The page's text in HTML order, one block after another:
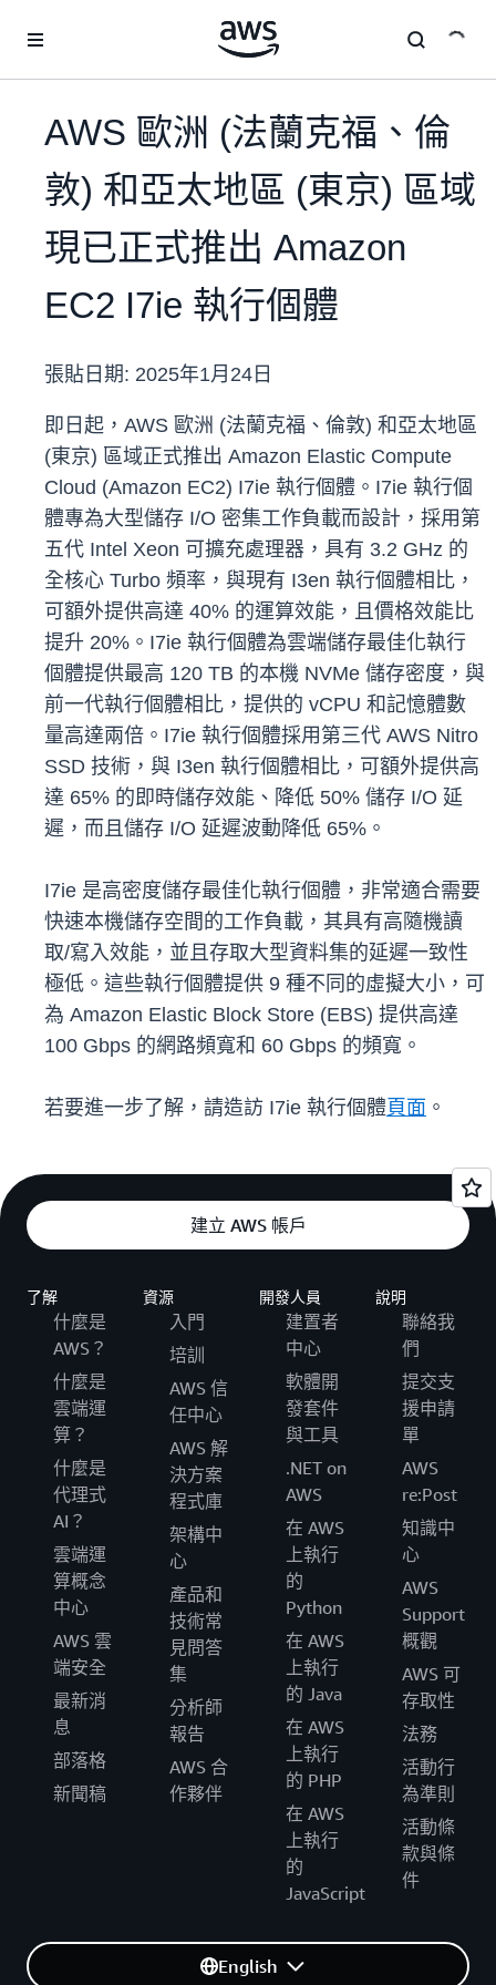
AWS 歐洲 (法蘭克福、倫
敦) 和亞太地區 (東京) 區域
現已正式推出 Amazon
EC2 I7ie 執行個體
張貼日期: 2025年1月24日
即日起，AWS 歐洲 (法蘭克福、倫敦) 和亞太地區
(東京) 區域正式推出 Amazon Elastic Compute
Cloud (Amazon EC2) I7ie 執行個體。I7ie 執行個
體專為大型儲存 I/O 密集工作負載而設計，採用第
五代 Intel Xeon 可擴充處理器，具有 3.2 GHz 的
全核心 Turbo 頻率，與現有 I3en 執行個體相比，
可額外提供高達 40% 的運算效能，且價格效能比
提升 20%。I7ie 執行個體為雲端儲存最佳化執行
個體提供最高 120 TB 的本機 NVMe 儲存密度，與
前一代執行個體相比，提供的 vCPU 和記憶體數
量高達兩倍。I7ie 執行個體採用第三代 AWS Nitro
SSD 技術，與 I3en 執行個體相比，可額外提供高
達 65% 的即時儲存效能、降低 50% 儲存 I/O 延
遲，而且儲存 I/O 延遲波動降低 65%。
I7ie 是高密度儲存最佳化執行個體，非常適合需要
快速本機儲存空間的工作負載，其具有高隨機讀
取/寫入效能，並且存取大型資料集的延遲一致性
極低。這些執行個體提供 9 種不同的虛擬大小，可
為 Amazon Elastic Block Store (EBS) 提供高達
100 Gbps 的網路頻寬和 60 Gbps 的頻寬。
若要進一步了解，請造訪 I7ie 執行個體 頁面 。
建立 AWS 帳戶
了解
什麼是
AWS？
什麼是
雲端運
算？
什麼是
代理式
AI？
雲端運
算概念
中心
AWS 雲
端安全
最新消
息
部落格
新聞稿
資源
入門
培訓
AWS 信
任中心
AWS 解
決方案
程式庫
架構中
心
產品和
技術常
見問答
集
分析師
報告
AWS 合
作夥伴
開發人員
建置者
中心
軟體開
發套件
與工具
.NET on
AWS
在 AWS
上執行
的
Python
在 AWS
上執行
的 Java
在 AWS
上執行
的 PHP
在 AWS
上執行
的
JavaScript
說明
聯絡我
們
提交支
援申請
單
AWS
re:Post
知識中
心
AWS
Support
概觀
AWS 可
存取性
法務
活動行
為準則
活動條
款與條
件
English